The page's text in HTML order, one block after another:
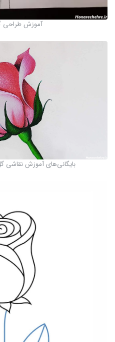
آموزش طراحی
بایگانی‌های آموزش نقاشی